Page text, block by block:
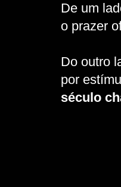
De um
o prazer
Do outro
por
século